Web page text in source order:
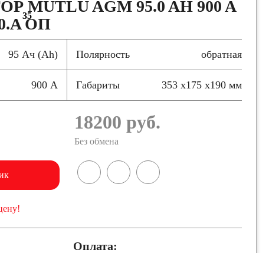
35
MUTLU AGM 95.0 AH 900 A
ОП
95 Ач (Ah) Полярность обратная
900 А Габариты 353 x175 x190 мм
18200 руб.
Без обмена
Оплата: